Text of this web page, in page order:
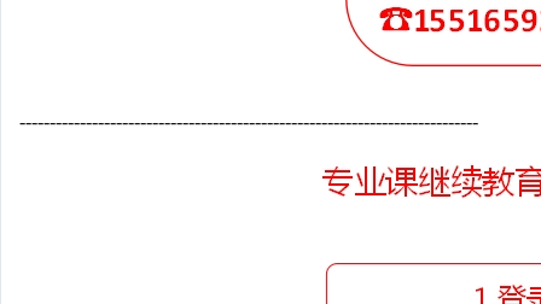
----------------------------------------------------------------------------